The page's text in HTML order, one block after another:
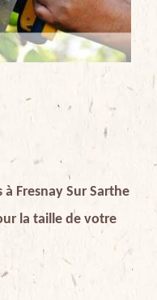
Fresnay Sur Sarthe
la taille de votre